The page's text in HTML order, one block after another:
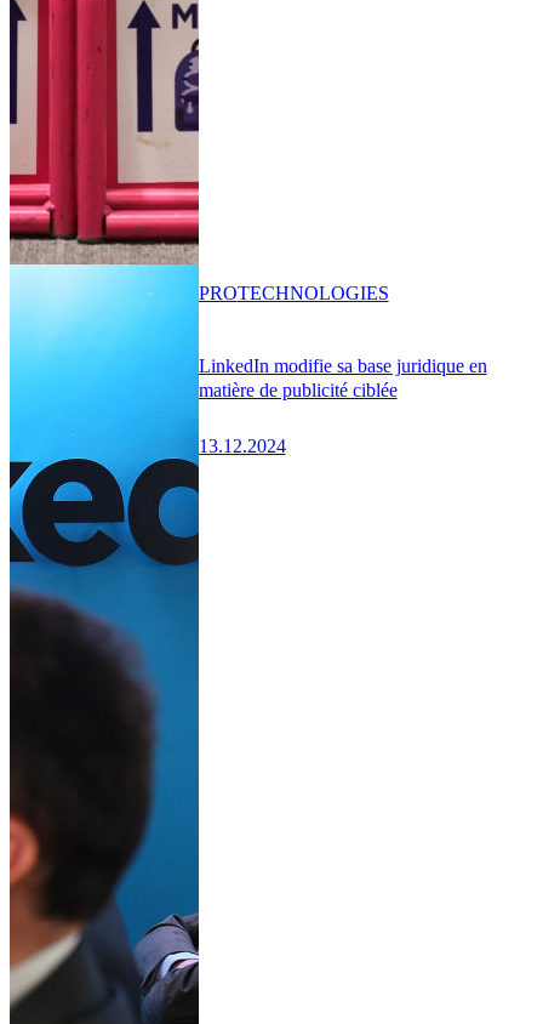
LinkedIn modifie sa base juridique en
matière de publicité ciblée
13.12.2024
PROTECHNOLOGIES